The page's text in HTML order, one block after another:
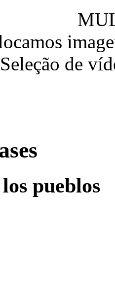
Seleção de
pueblos